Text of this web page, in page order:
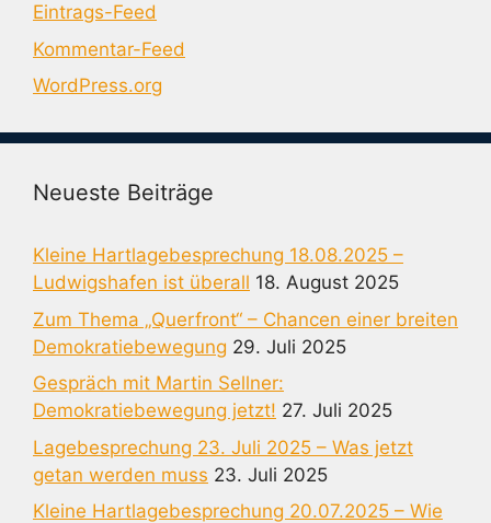
Eintrags-Feed
Kommentar-Feed
WordPress.org
Neueste Beiträge
Kleine Hartlagebesprechung 18.08.2025 –
Ludwigshafen ist überall 18. August 2025
Zum Thema „Querfront“ – Chancen einer breiten
Demokratiebewegung 29. Juli 2025
Gespräch mit Martin Sellner:
Demokratiebewegung jetzt! 27. Juli 2025
Lagebesprechung 23. Juli 2025 – Was jetzt
getan werden muss 23. Juli 2025
Kleine Hartlagebesprechung 20.07.2025 – Wie